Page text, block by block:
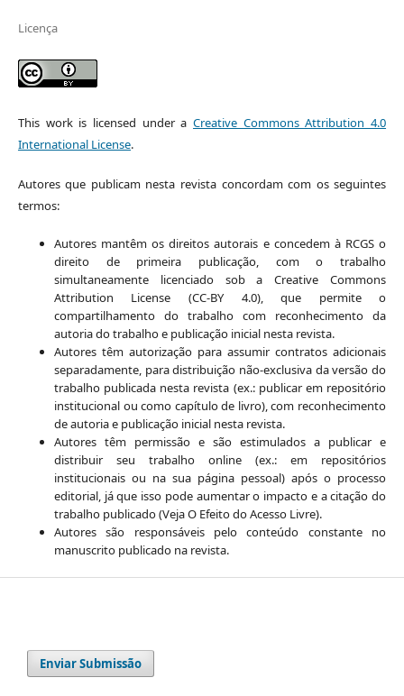
Licença
This work is licensed under aCreative Commons Attribution 4.0
International License.
Autores que publicam nesta revista concordam com os seguintes
termos:
Autores mantêm os direitos autorais e concedem à RCGS o
direito de primeira publicação, com o trabalho
simultaneamente licenciado sob a Creative Commons
Attribution License (CC-BY 4.0), que permite o
compartilhamento do trabalho com reconhecimento da
autoria do trabalho e publicação inicial nesta revista.
Autores têm autorização para assumir contratos adicionais
separadamente, para distribuição não-exclusiva da versão do
trabalho publicada nesta revista (ex.: publicar em repositório
institucional ou como capítulo de livro), com reconhecimento
de autoria e publicação inicial nesta revista.
Autores têm permissão e são estimulados a publicar e
distribuir seu trabalho online (ex.: em repositórios
institucionais ou na sua página pessoal) após o processo
editorial, já que isso pode aumentar o impacto e a citação do
trabalho publicado (Veja O Efeito do Acesso Livre).
Autores são responsáveis pelo conteúdo constante no
manuscrito publicado na revista.
Enviar Submissão